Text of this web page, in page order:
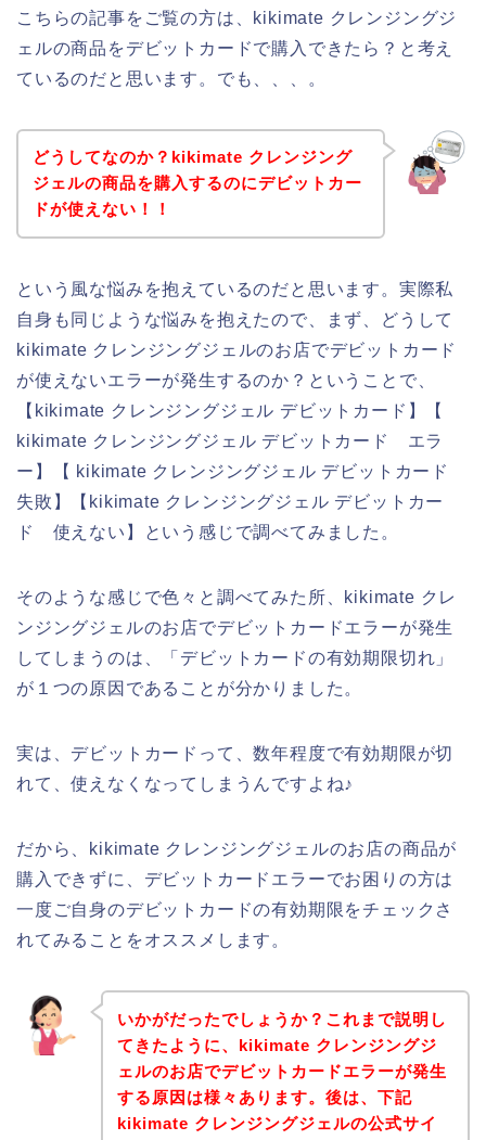
こちらの記事をご覧の方は、kikimate クレンジングジ
ェルの商品をデビットカードで購入できたら？と考え
ているのだと思います。でも、、、。
どうしてなのか？kikimate クレンジング
ジェルの商品を購入するのにデビットカー
ドが使えない！！
という風な悩みを抱えているのだと思います。実際私
自身も同じような悩みを抱えたので、まず、どうして
kikimate クレンジングジェルのお店でデビットカード
が使えないエラーが発生するのか？ということで、
【kikimate クレンジングジェル デビットカード】【
kikimate クレンジングジェル デビットカード エラ
ー】【 kikimate クレンジングジェル デビットカード
失敗】【kikimate クレンジングジェル デビットカー
ド 使えない】という感じで調べてみました。
そのような感じで色々と調べてみた所、kikimate クレ
ンジングジェルのお店でデビットカードエラーが発生
してしまうのは、「デビットカードの有効期限切れ」
が１つの原因であることが分かりました。
実は、デビットカードって、数年程度で有効期限が切
れて、使えなくなってしまうんですよね♪
だから、kikimate クレンジングジェルのお店の商品が
購入できずに、デビットカードエラーでお困りの方は
一度ご自身のデビットカードの有効期限をチェックさ
れてみることをオススメします。
いかがだったでしょうか？これまで説明し
てきたように、kikimate クレンジングジ
ェルのお店でデビットカードエラーが発生
する原因は様々あります。後は、下記
kikimate クレンジングジェルの公式サイ